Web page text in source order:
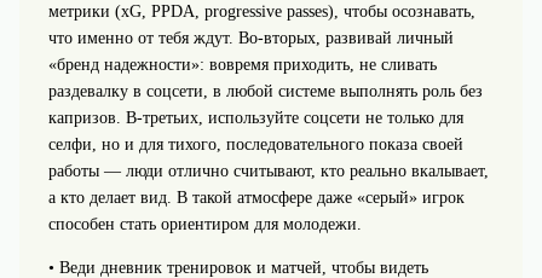
метрики (xG, PPDA, progressive passes), чтобы осознавать,
что именно от тебя ждут. Во‑вторых, развивай личный
«бренд надежности»: вовремя приходить, не сливать
раздевалку в соцсети, в любой системе выполнять роль без
капризов. В‑третьих, используйте соцсети не только для
селфи, но и для тихого, последовательного показа своей
работы — люди отлично считывают, кто реально вкалывает,
а кто делает вид. В такой атмосфере даже «серый» игрок
способен стать ориентиром для молодежи.
• Веди дневник тренировок и матчей, чтобы видеть